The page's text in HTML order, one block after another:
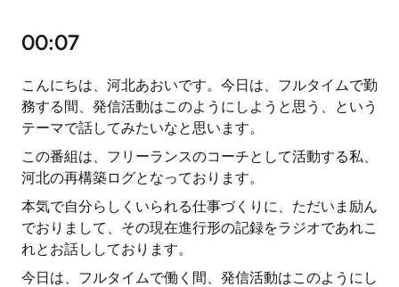
00:07
こんにちは、河北あおいです。今日は、フルタイムで勤
務する間、発信活動はこのようにしようと思う、という
テーマで話してみたいなと思います。
この番組は、フリーランスのコーチとして活動する私、
河北の再構築ログとなっております。
本気で自分らしくいられる仕事づくりに、ただいま励ん
でおりまして、その現在進行形の記録をラジオであれこ
れとお話ししております。
今日は、フルタイムで働く間、発信活動はこのようにし